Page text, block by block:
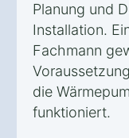
Planung und
Installation.
Fachmann
die
funktioniert.